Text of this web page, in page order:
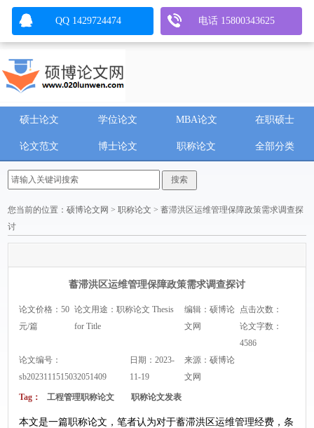
硕士论文 学位论文 MBA论文 在职硕士
论文范文 博士论文 职称论文 全部分类
您当前的位置：硕博论文网 >职称论文 > 蓄滞洪区运维管理保障政策需求调查探
讨
蓄滞洪区运维管理保障政策需求调查探讨
论文价格：50
元/篇
论文用途：职称论文 Thesis
for Title
编辑：硕博论
文网
点击次数：
论文字数：
4586
论文编号：
sb2023111515032051409
日期：2023-
11-19
来源：硕博论
文网
Tag： 工程管理职称论文 职称论文发表
本文是一篇职称论文，笔者认为对于蓄滞洪区运维管理经费，条
QQ 1429724474 电话 15800343625